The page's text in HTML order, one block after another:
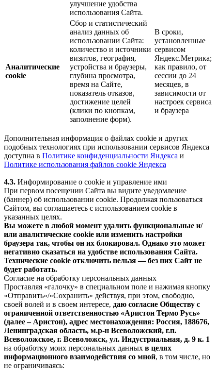
улучшение удобства
использования Сайта.
Аналитические
cookie
Сбор и статистический
анализ данных об
использовании Сайта:
количество и источники
визитов, география,
устройства и браузеры,
глубина просмотра,
время на Сайте,
показатель отказов,
достижение целей
(клики по кнопкам,
заполнение форм).
В сроки,
установленные
сервисом
Яндекс.Метрика;
как правило, от
сессии до 24
месяцев, в
зависимости от
настроек сервиса
и браузера
Дополнительная информация о файлах cookie и других
подобных технологиях при использовании сервисов Яндекса
доступна в Политике конфиденциальности Яндекса и
Политике использования файлов cookie Яндекса
4.3. Информирование о cookie и управление ими
При первом посещении Сайта вы видите уведомление
(баннер) об использовании cookie. Продолжая пользоваться
Сайтом, вы соглашаетесь с использованием cookie в
указанных целях.
Вы можете в любой момент удалить функциональные и/
или аналитические cookie или изменить настройки
браузера так, чтобы он их блокировал. Однако это может
негативно сказаться на удобстве использования Сайта.
Технические cookie отключить нельзя — без них Сайт не
будет работать.
Согласие на обработку персональных данных
Проставляя «галочку» в специальном поле и нажимая кнопку
«Отправить»/«Сохранить» действуя, при этом, свободно,
своей волей и в своем интересе, даю согласие Обществу с
ограниченной ответственностью «Аристон Термо Русь»
(далее – Аристон), адрес местонахождения: Россия, 188676,
Ленинградская область, м.р-н Всеволожский, г.п.
Всеволожское, г. Всеволожск, ул. Индустриальная, д. 9 к. 1
на обработку моих персональных данных в целях
информационного взаимодействия со мной, в том числе, но
не ограничиваясь: